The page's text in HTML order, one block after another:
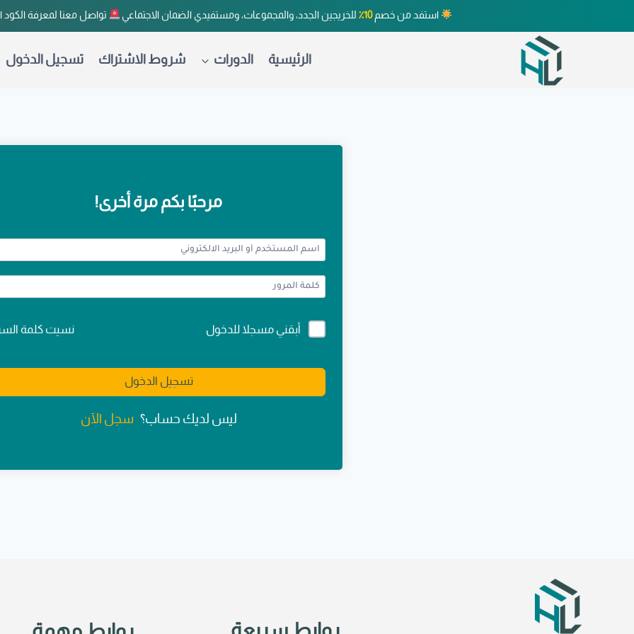
استفد من خصم10٪ للخريجين الجدد، والمجموعات، ومستفيدي الضمان الاجتماعي تواصل معنا لمعرفة
الرئيسية الدورات شروط الاشتراك تسجيل الدخول
مرحبًا بكم مرة أخرى!
Alternative:
أبقني مسجلا للدخول نسيت كلمة
تسجيل الدخول
ليس لديك حساب؟ سجل الآن